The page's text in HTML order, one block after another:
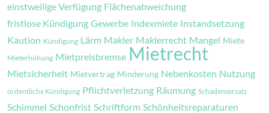
einstweilige Verfügung Flächenabweichung
fristlose Kündigung Gewerbe Indexmiete Instandsetzung
Kaution Kündigung Lärm Makler Maklerrecht Mangel Miete
Mieterhöhung Mietpreisbremse Mietrecht
Mietsicherheit Mietvertrag Minderung Nebenkosten Nutzung
ordentliche Kündigung Pflichtverletzung Räumung Schadensersatz
Schimmel Schonfrist Schriftform Schönheitsreparaturen